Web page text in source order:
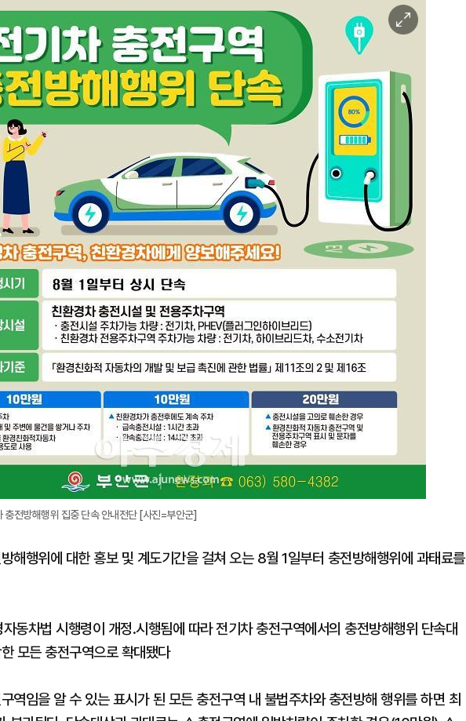
이
미
충전방해행위 집중 단속 안내전단 [사진=부안군]
해행위에 대한 홍보 및 계도기간을 걸쳐 오는 8월 1일부터 충전방해행위에 과태료를
동차법 시행령이 개정․시행됨에 따라 전기차 충전구역에서의 충전방해행위 단속대
모든 충전구역으로 확대됐다
역임을 알 수 있는 표시가 된 모든 충전구역 내 불법주차와 충전방해 행위를 하면 최